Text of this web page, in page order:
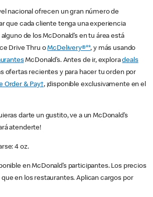
nacional ofrecen un gran número de
que cada cliente tenga una experiencia
de los McDonald’s en tu área está
Drive Thru oMcDelivery®**, y más usando
McDonald’s. Antes de ir, exploradeals
ofertas recientes y para hacer tu orden por
Order & Pay†, ¡disponible exclusivamente en el
darte un gustito, ve a un McDonald’s
atenderte!
4 oz.
en McDonald’s participantes. Los precios
en los restaurantes. Aplican cargos por